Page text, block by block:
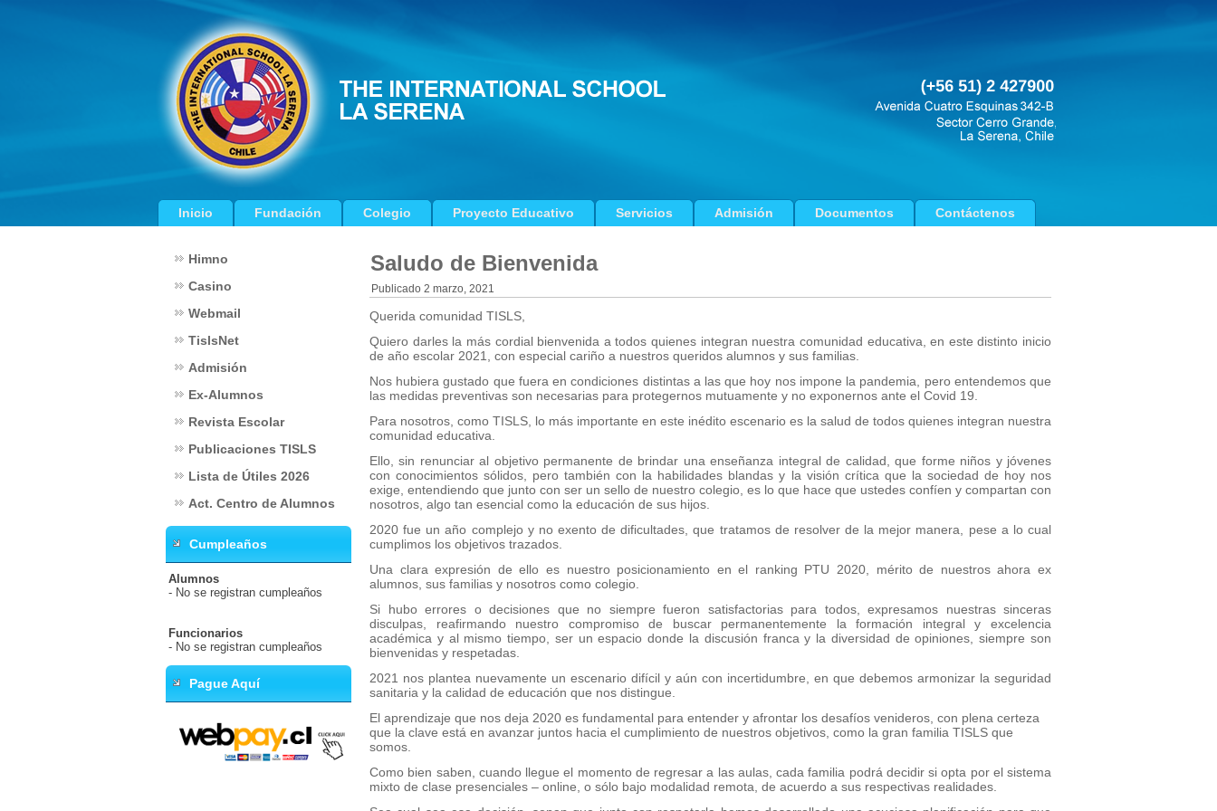
Inicio Fundación Colegio Proyecto Educativo Servicios Admisión Documentos Contáctenos
Himno
Casino
Webmail
TislsNet
Admisión
Ex-Alumnos
Revista Escolar
Publicaciones TISLS
Lista de Útiles 2026
Act. Centro de Alumnos
Cumpleaños
Alumnos
- No se registran cumpleaños
Funcionarios
- No se registran cumpleaños
Pague Aquí
Saludo de Bienvenida
Publicado 2 marzo, 2021
Querida comunidad TISLS,
Quiero darles la más cordial bienvenida a todos quienes integran nuestra comunidad educativa, en este distinto inicio
de año escolar 2021, con especial cariño a nuestros queridos alumnos y sus familias.
Nos hubiera gustado que fuera en condiciones distintas a las que hoy nos impone la pandemia, pero entendemos que
las medidas preventivas son necesarias para protegernos mutuamente y no exponernos ante el Covid 19.
Para nosotros, como TISLS, lo más importante en este inédito escenario es la salud de todos quienes integran nuestra
comunidad educativa.
Ello, sin renunciar al objetivo permanente de brindar una enseñanza integral de calidad, que forme niños y jóvenes
con conocimientos sólidos, pero también con la habilidades blandas y la visión crítica que la sociedad de hoy nos
exige, entendiendo que junto con ser un sello de nuestro colegio, es lo que hace que ustedes confíen y compartan con
nosotros, algo tan esencial como la educación de sus hijos.
2020 fue un año complejo y no exento de dificultades, que tratamos de resolver de la mejor manera, pese a lo cual
cumplimos los objetivos trazados.
Una clara expresión de ello es nuestro posicionamiento en el ranking PTU 2020, mérito de nuestros ahora ex
alumnos, sus familias y nosotros como colegio.
Si hubo errores o decisiones que no siempre fueron satisfactorias para todos, expresamos nuestras sinceras
disculpas, reafirmando nuestro compromiso de buscar permanentemente la formación integral y excelencia
académica y al mismo tiempo, ser un espacio donde la discusión franca y la diversidad de opiniones, siempre son
bienvenidas y respetadas.
2021 nos plantea nuevamente un escenario difícil y aún con incertidumbre, en que debemos armonizar la seguridad
sanitaria y la calidad de educación que nos distingue.
El aprendizaje que nos deja 2020 es fundamental para entender y afrontar los desafíos venideros, con plena certeza
que la clave está en avanzar juntos hacia el cumplimiento de nuestros objetivos, como la gran familia TISLS que
somos.
Como bien saben, cuando llegue el momento de regresar a las aulas, cada familia podrá decidir si opta por el sistema
mixto de clase presenciales – online, o sólo bajo modalidad remota, de acuerdo a sus respectivas realidades.